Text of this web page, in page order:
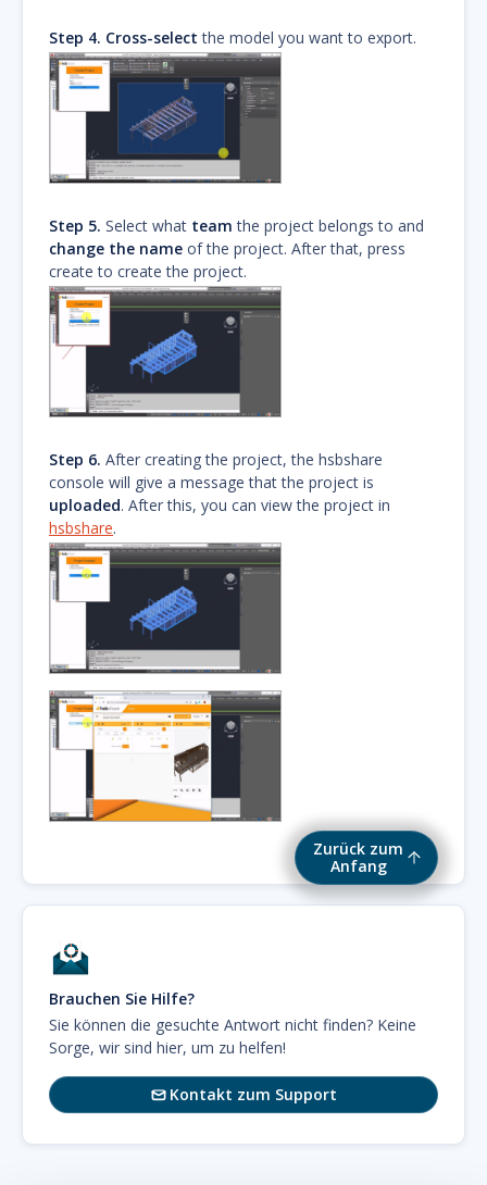
Zurück zum
Anfang
Step 4. Cross-select the model you want to export.
Step 5. Select what team the project belongs to and
change the name of the project. After that, press
create to create the project.
Step 6. After creating the project, the hsbshare
console will give a message that the project is
uploaded. After this, you can view the project in
hsbshare.
Brauchen Sie Hilfe?
Sie können die gesuchte Antwort nicht finden? Keine
Sorge, wir sind hier, um zu helfen!
Kontakt zum Support